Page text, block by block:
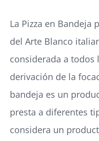
La Pizza en Bandeja
del Arte Blanco
considerada a todos
derivación de la
bandeja es un
presta a diferentes
considera un